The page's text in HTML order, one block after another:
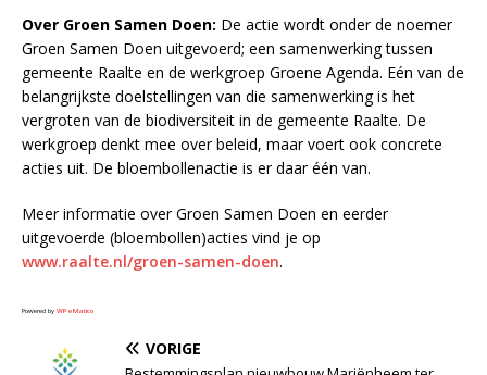
Over Groen Samen Doen: De actie wordt onder de noemer
Groen Samen Doen uitgevoerd; een samenwerking tussen
gemeente Raalte en de werkgroep Groene Agenda. Eén van de
belangrijkste doelstellingen van die samenwerking is het
vergroten van de biodiversiteit in de gemeente Raalte. De
werkgroep denkt mee over beleid, maar voert ook concrete
acties uit. De bloembollenactie is er daar één van.
Meer informatie over Groen Samen Doen en eerder
uitgevoerde (bloembollen)acties vind je op
www.raalte.nl/groen-samen-doen.
Powered by WPeMatico
VORIGE